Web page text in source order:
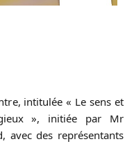
intitulée « Le sens et
», initiée par Mr
avec des représentants